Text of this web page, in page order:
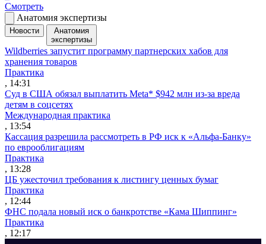
Смотреть
Анатомия экспертизы
Новости
Анатомия
экспертизы
Wildberries запустит программу партнерских хабов для
хранения товаров
Практика
, 14:31
Суд в США обязал выплатить Meta* $942 млн из-за вреда
детям в соцсетях
Международная практика
, 13:54
Кассация разрешила рассмотреть в РФ иск к «Альфа-Банку»
по еврооблигациям
Практика
, 13:28
ЦБ ужесточил требования к листингу ценных бумаг
Практика
, 12:44
ФНС подала новый иск о банкротстве «Кама Шиппинг»
Практика
, 12:17